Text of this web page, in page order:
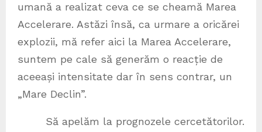
umană a realizat ceva ce se cheamă Marea
Accelerare. Astăzi însă, ca urmare a oricărei
explozii, mă refer aici la Marea Accelerare,
suntem pe cale să generăm o reacție de
aceeași intensitate dar în sens contrar, un
„Mare Declin”.
Să apelăm la prognozele cercetătorilor.